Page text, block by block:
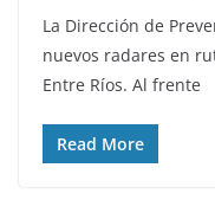
La Dirección de
nuevos radares en
Entre Ríos. Al frente
Read More